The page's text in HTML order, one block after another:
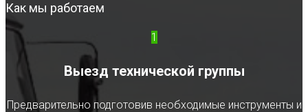
Как мы работаем
1
Выезд технической группы
Предварительно подготовив необходимые инструменты и